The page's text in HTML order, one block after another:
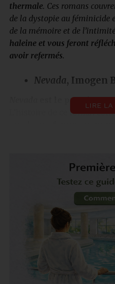
thermale. Ces romans
de la dystopie au féminicide
de la mémoire et de
haleine et vous feront
avoir refermés.
Nevada, Imogen
est le premier
L’histoire de ce roman
véritable identité depuis
dans la Grosse Pomme.
transition réussie, elle
dans sa vie actuelle.Maria
remettre de l’ordre dans
plus difficile qu’elle ne
elle perd son emploi et
C’est le
Maria prend la décision
l’aventure, empruntant la
LIRE LA